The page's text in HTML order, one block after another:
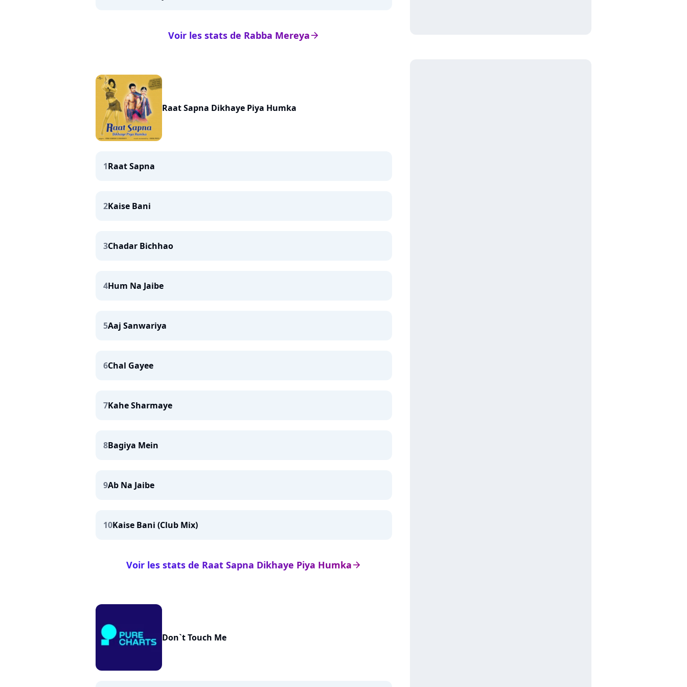
arrow_right
Voir les stats de Rabba Mereya
Raat Sapna Dikhaye Piya Humka
1Raat Sapna
2Kaise Bani
3Chadar Bichhao
4Hum Na Jaibe
5Aaj Sanwariya
6Chal Gayee
7Kahe Sharmaye
8Bagiya Mein
9Ab Na Jaibe
10Kaise Bani (Club Mix)
arrow_right
Voir les stats de Raat Sapna Dikhaye Piya Humka
Don`t Touch Me